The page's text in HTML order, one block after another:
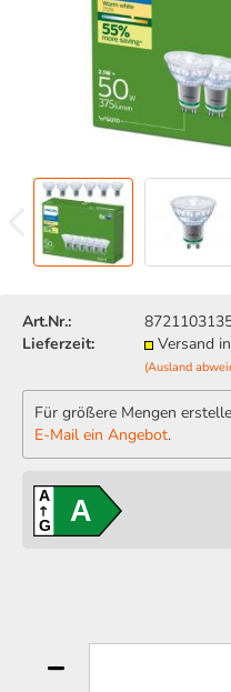
Art.Nr.:
Lieferzeit:
Versand
(Ausland
Für größere Mengen
E-Mail ein Angebot.
A
GA